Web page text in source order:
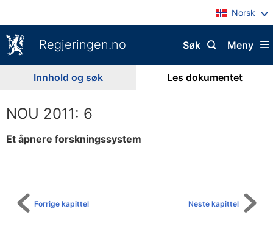
Norsk
Regjeringen.no Meny
Søk
Innhold og søk Les dokumentet
NOU 2011: 6
Et åpnere forskningssystem
Neste kapittel
Forrige kapittel